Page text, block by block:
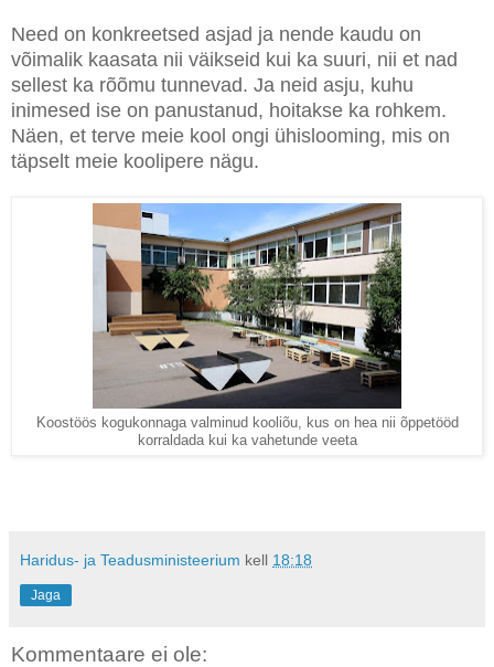
Need on konkreetsed asjad ja nende kaudu on
võimalik kaasata nii väikseid kui ka suuri, nii et nad
sellest ka rõõmu tunnevad. Ja neid asju, kuhu
inimesed ise on panustanud, hoitakse ka rohkem.
Näen, et terve meie kool ongi ühislooming, mis on
täpselt meie koolipere nägu.
Koostöös kogukonnaga valminud kooliõu, kus on hea nii õppetööd
korraldada kui ka vahetunde veeta
Haridus- ja Teadusministeerium kell 18:18
Jaga
Kommentaare ei ole: